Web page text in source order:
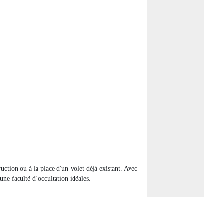
ou à la place d'un volet déjà existant. Avec
faculté d’occultation idéales.